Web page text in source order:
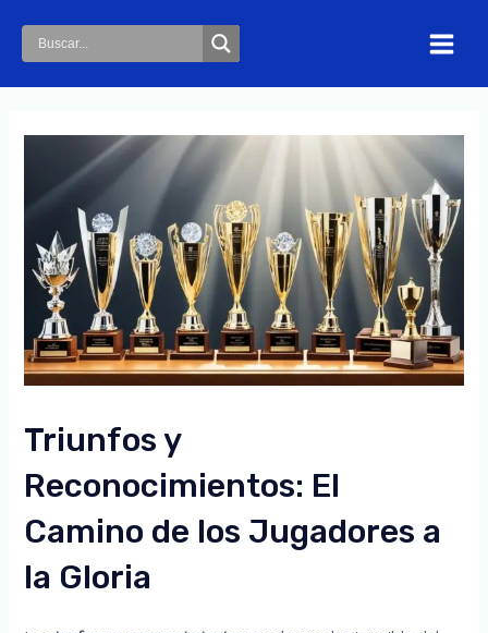
Main
Triunfos y
Reconocimientos: El
Camino de los Jugadores a
la Gloria